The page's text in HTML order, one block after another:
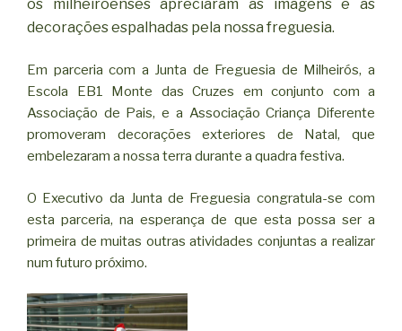
os milheiroenses apreciaram as imagens e as
decorações espalhadas pela nossa freguesia.
Em parceria com a Junta de Freguesia de Milheirós, a
Escola EB1 Monte das Cruzes em conjunto com a
Associação de Pais, e a Associação Criança Diferente
promoveram decorações exteriores de Natal, que
embelezaram a nossa terra durante a quadra festiva.
O Executivo da Junta de Freguesia congratula-se com
esta parceria, na esperança de que esta possa ser a
primeira de muitas outras atividades conjuntas a realizar
num futuro próximo.